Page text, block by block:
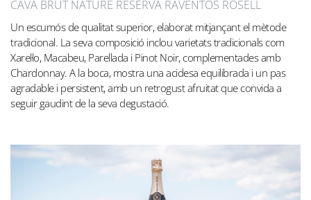
CAVA BRUT NATURE RESERVA RAVENTÓS ROSELL
Un escumós de qualitat superior, elaborat mitjançant el mètode
tradicional. La seva composició inclou varietats tradicionals com
Xarel·lo, Macabeu, Parellada i Pinot Noir, complementades amb
Chardonnay. A la boca, mostra una acidesa equilibrada i un pas
agradable i persistent, amb un retrogust afruitat que convida a
seguir gaudint de la seva degustació.